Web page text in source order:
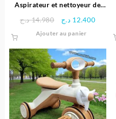
Aspirateur et nettoyeur de
14.980 د.ج
Le
était :
14.980 د.ج.
12.400 د.ج
Le
actuel
est :
Ajouter au panier